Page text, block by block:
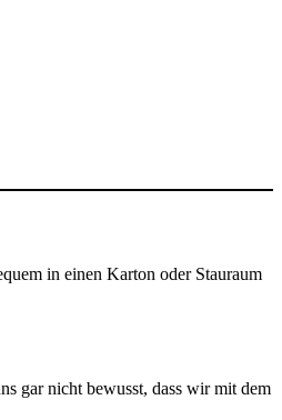
in einen Karton oder Stauraum
gar nicht bewusst, dass wir mit dem